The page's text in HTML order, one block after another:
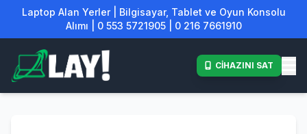
Laptop Alan Yerler | Bilgisayar, Tablet ve Oyun Konsolu
Alımı | 0 553 5721905 | 0 216 7661910
CİHAZINI SAT